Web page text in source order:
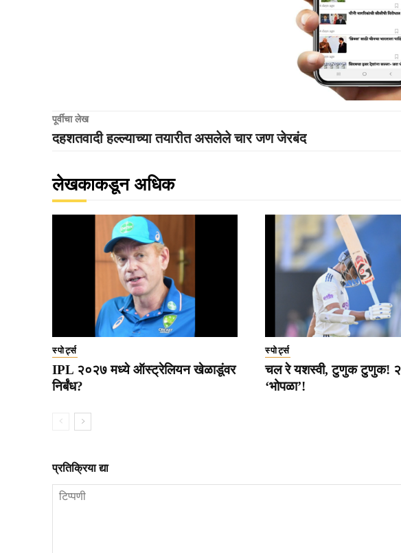
पूर्वीचा लेख
दहशतवादी हल्ल्याच्या तयारीत असलेले चार जण जेरबंद
लेखकाकडून अधिक
स्पोर्ट्स
IPL २०२७ मध्ये ऑस्ट्रेलियन खेळाडूंवर
निर्बंध?
स्पोर्ट्स
चल रे यशस्वी, टुणुक टुणुक!
‘भोपळा’!
प्रतिक्रिया द्या